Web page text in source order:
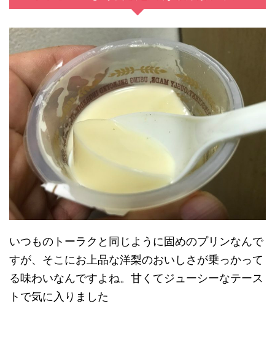
いつものトーラクと同じように固めのプリンなんで
すが、そこにお上品な洋梨のおいしさが乗っかって
る味わいなんですよね。甘くてジューシーなテース
トで気に入りました